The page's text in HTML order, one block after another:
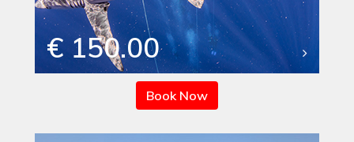
€ 150.00
Book Now